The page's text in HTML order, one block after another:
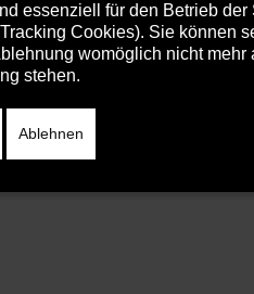
essenziell für den Betrieb
Cookies). Sie können
womöglich nicht
stehen.
Ablehnen